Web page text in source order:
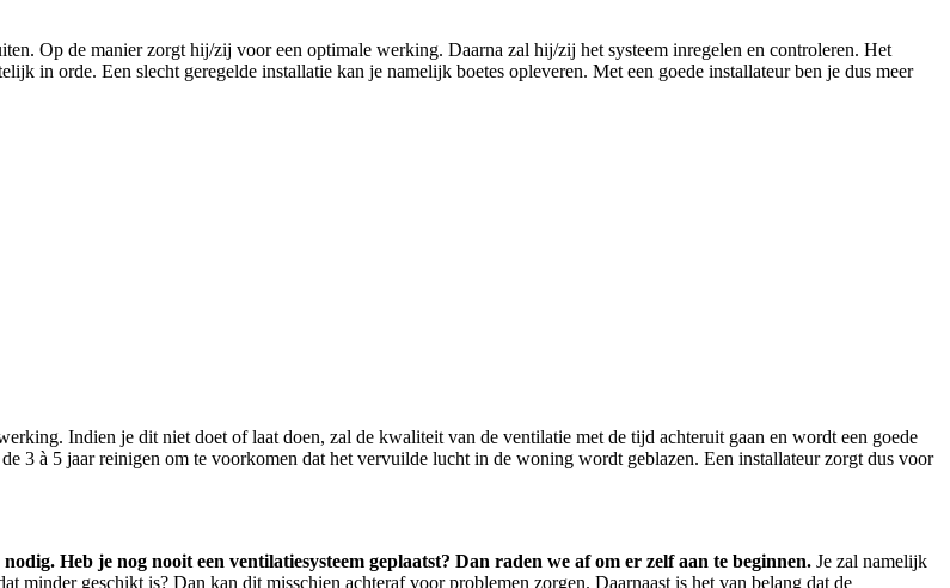
Op de manier zorgt hij/zij voor een optimale werking. Daarna zal hij/zij het systeem inregelen en controleren. Het
in orde. Een slecht geregelde installatie kan je namelijk boetes opleveren. Met een goede installateur ben je dus meer
Indien je dit niet doet of laat doen, zal de kwaliteit van de ventilatie met de tijd achteruit gaan en wordt een goede
3 à 5 jaar reinigen om te voorkomen dat het vervuilde lucht in de woning wordt geblazen. Een installateur zorgt dus voor
Heb je nog nooit een ventilatiesysteem geplaatst? Dan raden we af om er zelf aan te beginnen. Je zal namelijk
minder geschikt is? Dan kan dit misschien achteraf voor problemen zorgen. Daarnaast is het van belang dat de